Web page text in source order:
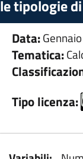
le tipologie
Data:
Tematica:
Tipo licenza: